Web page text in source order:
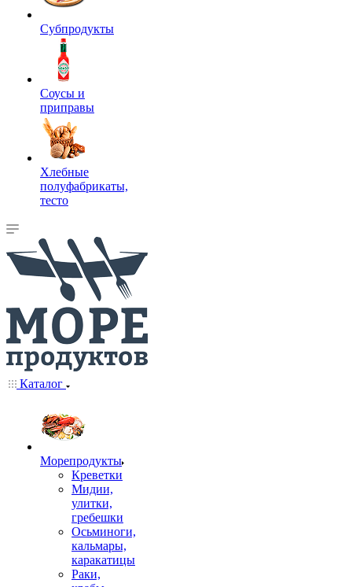
Субпродукты
Соусы и
приправы
Хлебные
полуфабрикаты,
тесто
Каталог
Морепродукты
Креветки
Мидии,
улитки,
гребешки
Осьминоги,
кальмары,
каракатицы
Раки,